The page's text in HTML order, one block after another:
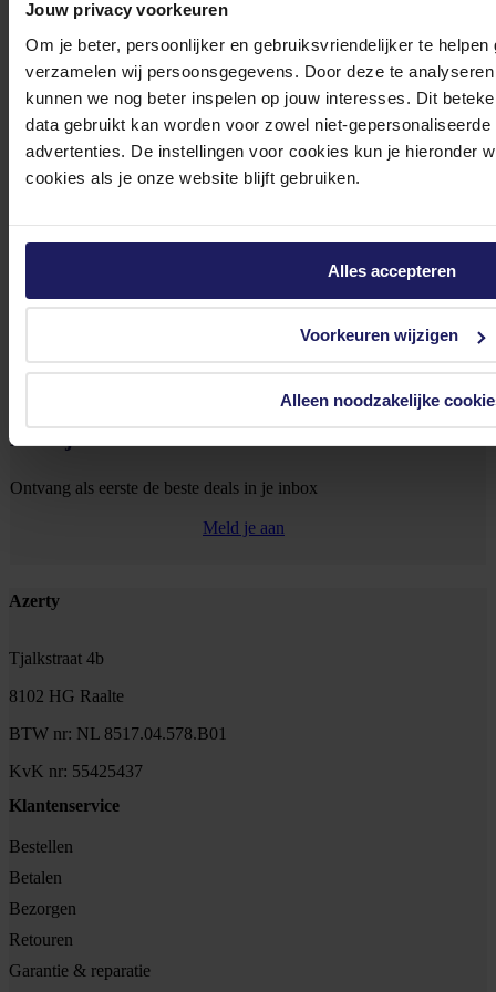
Jouw privacy voorkeuren
Om je beter, persoonlijker en gebruiksvriendelijker te
verzamelen wij persoonsgegevens. Door deze te
kunnen we nog beter inspelen op jouw interesses. Dit
data gebruikt kan worden voor zowel niet-
advertenties. De instellingen voor cookies kun je hieronder
cookies als je onze website blijft gebruiken.
Alles accepteren
Voorkeuren wijzigen
Alleen noodzakelijke
Bekijk onze veelgestelde vragen
0572 328 120
Klantenservice@azerty.nl
Meld je aan voor onze nieuwsbrief!
Ontvang als eerste de beste deals in je inbox
Meld je aan
Footer
Azerty
Tjalkstraat 4b
8102 HG Raalte
BTW nr: NL 8517.04.578.B01
KvK nr: 55425437
Klantenservice
Bestellen
Betalen
Bezorgen
Retouren
Garantie & reparatie